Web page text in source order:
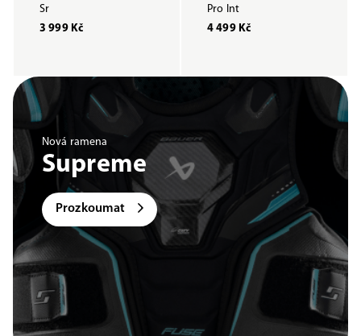
Sr
3 999 Kč
Pro Int
4 499 Kč
Nová ramena
Supreme
Prozkoumat